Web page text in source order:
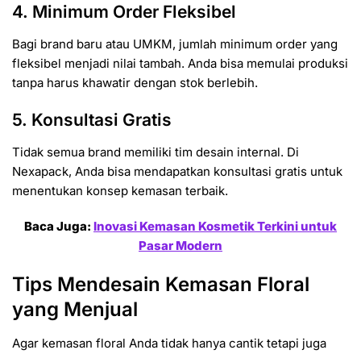
4. Minimum Order Fleksibel
Bagi brand baru atau UMKM, jumlah minimum order yang
fleksibel menjadi nilai tambah. Anda bisa memulai produksi
tanpa harus khawatir dengan stok berlebih.
5. Konsultasi Gratis
Tidak semua brand memiliki tim desain internal. Di
Nexapack, Anda bisa mendapatkan konsultasi gratis untuk
menentukan konsep kemasan terbaik.
Baca Juga: Inovasi Kemasan Kosmetik Terkini untuk
Pasar Modern
Tips Mendesain Kemasan Floral
yang Menjual
Agar kemasan floral Anda tidak hanya cantik tetapi juga